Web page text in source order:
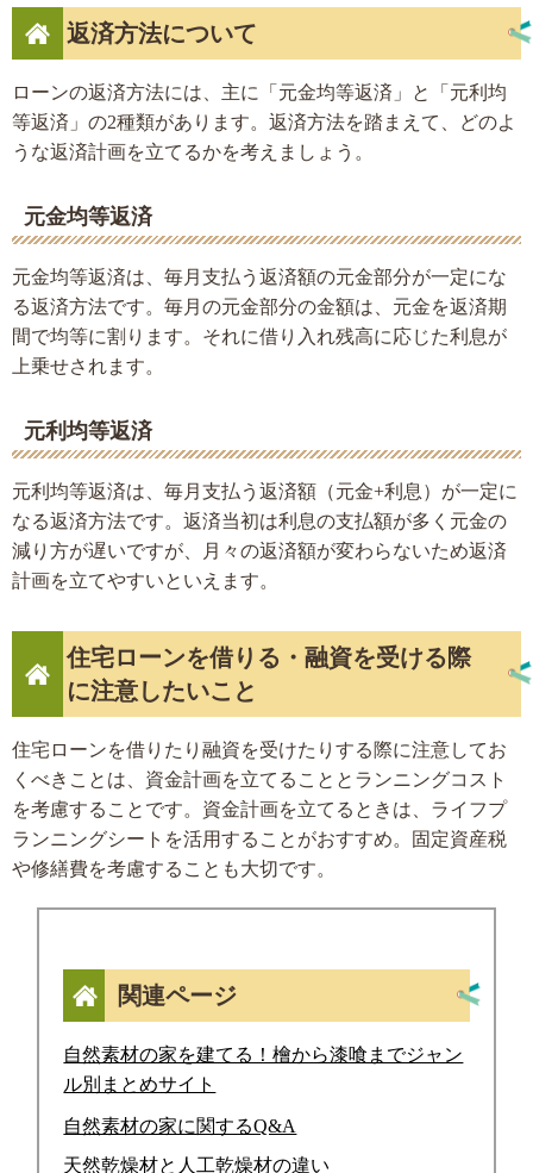
返済方法について
ローンの返済方法には、主に「元金均等返済」と「元利均
等返済」の2種類があります。返済方法を踏まえて、どのよ
うな返済計画を立てるかを考えましょう。
元金均等返済
元金均等返済は、毎月支払う返済額の元金部分が一定にな
る返済方法です。毎月の元金部分の金額は、元金を返済期
間で均等に割ります。それに借り入れ残高に応じた利息が
上乗せされます。
元利均等返済
元利均等返済は、毎月支払う返済額（元金+利息）が一定に
なる返済方法です。返済当初は利息の支払額が多く元金の
減り方が遅いですが、月々の返済額が変わらないため返済
計画を立てやすいといえます。
住宅ローンを借りる・融資を受ける際
に注意したいこと
住宅ローンを借りたり融資を受けたりする際に注意してお
くべきことは、資金計画を立てることとランニングコスト
を考慮することです。資金計画を立てるときは、ライフプ
ランニングシートを活用することがおすすめ。固定資産税
や修繕費を考慮することも大切です。
関連ページ
自然素材の家を建てる！檜から漆喰までジャン
ル別まとめサイト
自然素材の家に関するQ&A
天然乾燥材と人工乾燥材の違い